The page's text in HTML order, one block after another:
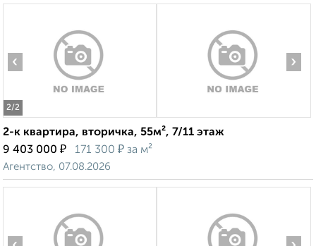
2/2
‹ ›
2-к квартира, вторичка, 55м², 7/11 этаж
9 403 000 ₽ 171 300 ₽ за м²
Агентство, 07.08.2026